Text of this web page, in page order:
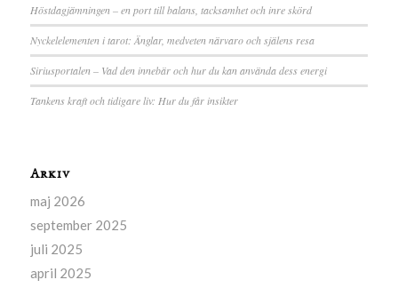
Höstdagjämningen – en port till balans, tacksamhet och inre skörd
Nyckelelementen i tarot: Änglar, medveten närvaro och själens resa
Siriusportalen – Vad den innebär och hur du kan använda dess energi
Tankens kraft och tidigare liv: Hur du får insikter
Arkiv
maj 2026
september 2025
juli 2025
april 2025